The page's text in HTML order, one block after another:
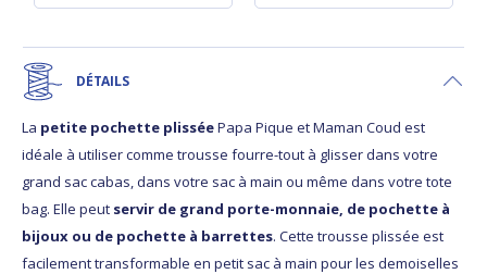
DÉTAILS
La petite pochette plisséePapa Pique et Maman Coud est
idéale à utiliser comme trousse fourre-tout à glisser dans votre
grand sac cabas, dans votre sac à main ou même dans votre tote
bag. Elle peut servir de grand porte-monnaie, de pochette à
bijoux ou de pochette à barrettes. Cette trousse plissée est
facilement transformable en petit sac à main pour les demoiselles